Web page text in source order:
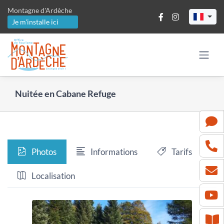
contenu
Montagne d'Ardèche
Je m'installe ici
Nuitée en Cabane Refuge
Photos Informations Tarifs
Localisation